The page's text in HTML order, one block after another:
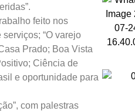
feito nos
“O varejo
Prado; Boa Vista
Ciência de
e oportunidade para
com palestras